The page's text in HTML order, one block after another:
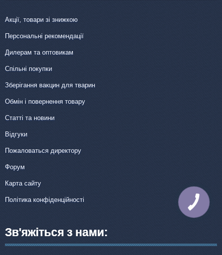
Акції, товари зі знижкою
Персональні рекомендації
Дилерам та оптовикам
Спільні покупки
Зберігання вакцин для тварин
Обмін і повернення товару
Статті та новини
Відгуки
Пожаловаться директору
Форум
Карта сайту
Політика конфіденційності
Зв'яжіться з нами:
КНОПКА
ЗВ'ЯЗКУ